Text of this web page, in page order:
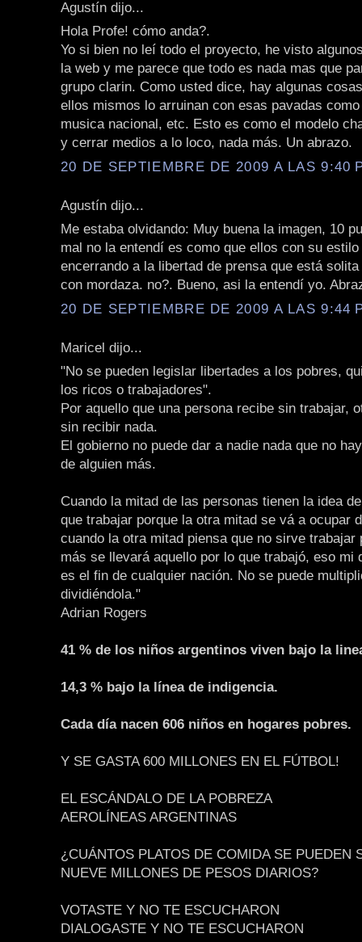
Agustín dijo...
Hola Profe! cómo anda?.
Yo si bien no leí todo el proyecto, he visto
la web y me parece que todo es nada mas que
grupo clarin. Como usted dice, hay algunas
ellos mismos lo arruinan con esas pavadas
musica nacional, etc. Esto es como el modelo
y cerrar medios a lo loco, nada más. Un abrazo.
20 DE SEPTIEMBRE DE 2009 A LAS 9:40
Agustín dijo...
Me estaba olvidando: Muy buena la imagen, 10
mal no la entendí es como que ellos con su
encerrando a la libertad de prensa que está
con mordaza. no?. Bueno, asi la entendí yo.
20 DE SEPTIEMBRE DE 2009 A LAS 9:44
Maricel dijo...
"No se pueden legislar libertades a los pobres,
los ricos o trabajadores".
Por aquello que una persona recibe sin trabajar,
sin recibir nada.
El gobierno no puede dar a nadie nada que no
de alguien más.
Cuando la mitad de las personas tienen la idea
que trabajar porque la otra mitad se vá a ocupar
cuando la otra mitad piensa que no sirve trabajar
más se llevará aquello por lo que trabajó, eso mi
es el fin de cualquier nación. No se puede
dividiéndola."
Adrian Rogers
41 % de los niños argentinos viven bajo la
14,3 % bajo la línea de indigencia.
Cada día nacen 606 niños en hogares pobres.
Y SE GASTA 600 MILLONES EN EL FÚTBOL!
EL ESCÁNDALO DE LA POBREZA
AEROLÍNEAS ARGENTINAS
¿CUÁNTOS PLATOS DE COMIDA SE PUEDEN
NUEVE MILLONES DE PESOS DIARIOS?
VOTASTE Y NO TE ESCUCHARON
DIALOGASTE Y NO TE ESCUCHARON